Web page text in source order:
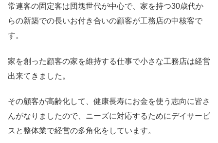
常連客の固定客は団塊世代が中心で、家を持つ30歳代か
らの新築での長いお付き合いの顧客が工務店の中核客で
す。
家を創った顧客の家を維持する仕事で小さな工務店は経営
出来てきました。
その顧客が高齢化して、健康長寿にお金を使う志向に皆さ
んがなりましたので、ニーズに対応するためにデイサービ
スと整体業で経営の多角化をしています。